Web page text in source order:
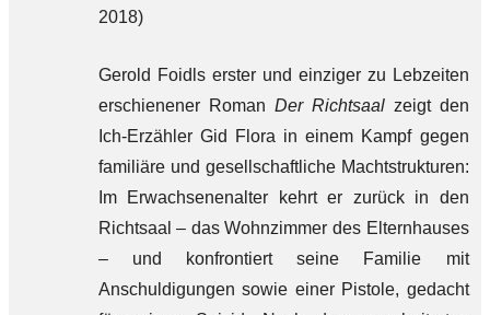
2018)
Gerold Foidls erster und einziger zu Lebzeiten
erschienener Roman Der Richtsaalzeigt den
Ich-Erzähler Gid Flora in einem Kampf gegen
familiäre und gesellschaftliche Machtstrukturen:
Im Erwachsenenalter kehrt er zurück in den
Richtsaal – das Wohnzimmer des Elternhauses
– und konfrontiert seine Familie mit
Anschuldigungen sowie einer Pistole, gedacht